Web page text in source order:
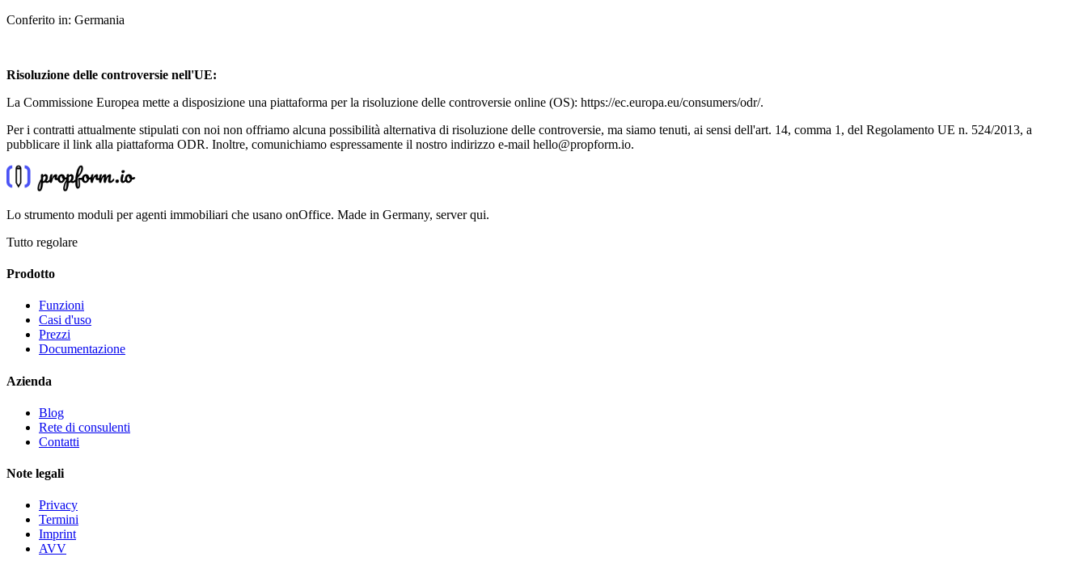
Conferito in: Germania
Risoluzione delle controversie nell'UE:
La Commissione Europea mette a disposizione una piattaforma per la risoluzione delle controversie online (OS): https://ec.europa.eu/consumers/odr/.
Per i contratti attualmente stipulati con noi non offriamo alcuna possibilità alternativa di risoluzione delle controversie, ma siamo tenuti, ai sensi dell'art. 14, comma 1, del Regolamento UE n. 524/2013, a
pubblicare il link alla piattaforma ODR. Inoltre, comunichiamo espressamente il nostro indirizzo e-mail hello@propform.io.
Lo strumento moduli per agenti immobiliari che usano onOffice. Made in Germany, server qui.
Tutto regolare
Prodotto
Funzioni
Casi d'uso
Prezzi
Documentazione
Azienda
Blog
Rete di consulenti
Contatti
Note legali
Privacy
Termini
Imprint
AVV